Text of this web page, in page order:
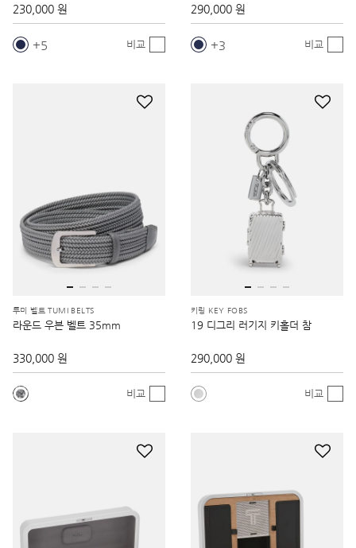
230,000 원
5 비교
290,000 원
3 비교
투미 벨트 TUMI BELTS
라운드 우븐 벨트 35mm
330,000 원
비교
키링 KEY FOBS
19 디그리 러기지 키홀더 참
290,000 원
비교